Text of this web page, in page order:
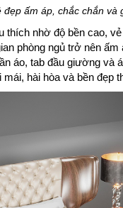
ấm áp, chắc chắn và
nhờ độ bền cao,
phòng ngủ trở nên
áo, tab đầu giường và
hài hòa và bền đẹp